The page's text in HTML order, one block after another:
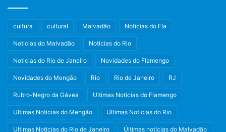
cultura cultural Malvadão Noticias do Fla
Noticias do Malvadão Noticias do Rio
Noticias do Rio de Janeiro Novidades do Flamengo
Novidades do Mengão Rio Rio de Janeiro RJ
Rubro-Negro da Gávea Ultimas Noticias do Flamengo
Ultimas Noticias do Mengão Ultimas Noticias do Rio
Ultimas Noticias do Rio de Janeiro Últimas notícias do Malvadão